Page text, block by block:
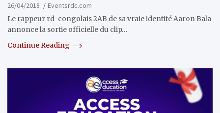
26/04/2018
Eventsrdc.com
Le rappeur rd-congolais 2AB de sa vraie identité Aaron Bala
annonce la sortie officielle du clip…
Continue Reading